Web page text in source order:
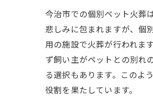
今治市での個別ペット火葬
悲しみに包まれますが、個
用の施設で火葬が行われま
ず飼い主がペットとの別れ
る選択もあります。このよ
役割を果たしています。